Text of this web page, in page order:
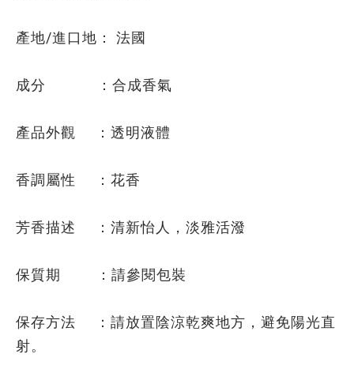
產地/進口地： 法國
成分 ：合成香氣
產品外觀 ：透明液體
香調屬性 ：花香
芳香描述 ：清新怡人，淡雅活潑
保質期 ：請參閱包裝
保存方法 ：請放置陰涼乾爽地方，避免陽光直
射。